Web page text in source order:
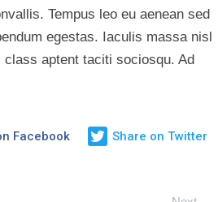
Tempus leo eu aenean sed
egestas. Iaculis massa nisl
aptent taciti sociosqu. Ad
Facebook Share on Twitter